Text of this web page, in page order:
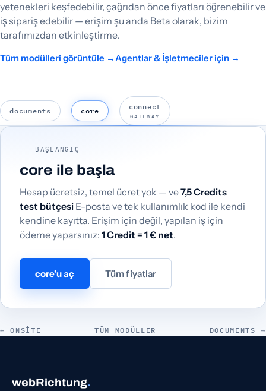
yetenekleri keşfedebilir, çağrıdan önce fiyatları öğrenebilir ve
iş sipariş edebilir — erişim şu anda Beta olarak, bizim
tarafımızdan etkinleştirme.
Tüm modülleri görüntüle →Agentlar & İşletmeciler için →
documents core connect
GATEWAY
BAŞLANGIÇ
core ile başla
Hesap ücretsiz, temel ücret yok — ve7,5 Credits
test bütçesi E-posta ve tek kullanımlık kod ile kendi
kendine kayıtta. Erişim için değil, yapılan iş için
ödeme yaparsınız: 1 Credit = 1 € net.
core'u aç Tüm fiyatlar
← ONSITE TÜM MODÜLLER DOCUMENTS →
webRichtung.